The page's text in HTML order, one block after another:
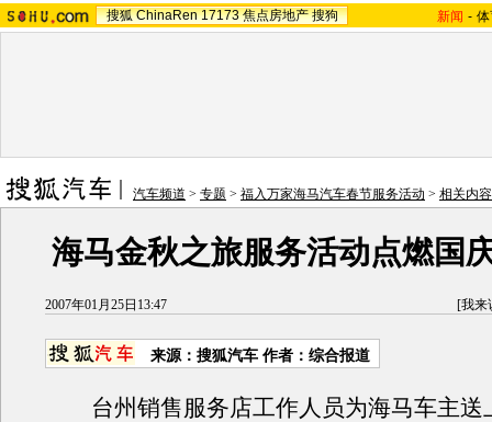
搜狐 ChinaRen 17173 焦点房地产 搜狗 新闻 -
汽车频道 > 专题 > 福入万家海马汽车春节服务活动 > 相关内容
海马金秋之旅服务活动点燃国
2007年01月25日13:47 [我来
来源：搜狐汽车 作者：综合报道
台州销售服务店工作人员为海马车主送